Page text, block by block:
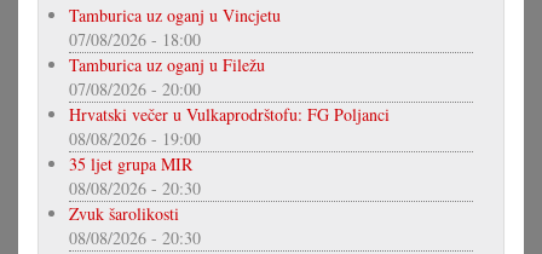
Tamburica uz oganj u Vincjetu
07/08/2026 - 18:00
Tamburica uz oganj u Filežu
07/08/2026 - 20:00
Hrvatski večer u Vulkaprodrštofu: FG Poljanci
08/08/2026 - 19:00
35 ljet grupa MIR
08/08/2026 - 20:30
Zvuk šarolikosti
08/08/2026 - 20:30